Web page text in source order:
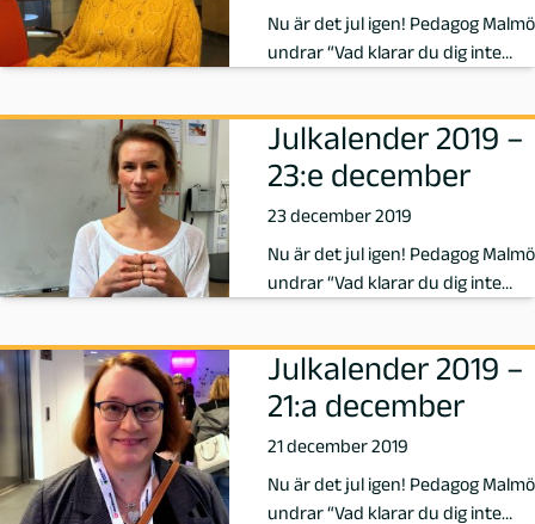
F
t
a
r
Nu är det jul igen! Pedagog Malmö
undrar “Vad klarar du dig inte
Julkalender 2019 –
23:e december
23 december 2019
Nu är det jul igen! Pedagog Malmö
undrar “Vad klarar du dig inte
Julkalender 2019 –
21:a december
21 december 2019
Nu är det jul igen! Pedagog Malmö
undrar “Vad klarar du dig inte